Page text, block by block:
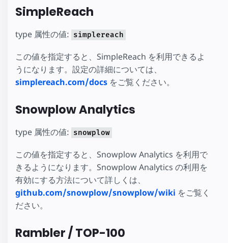
SimpleReach
type 属性の値: simplereach
この値を指定すると、SimpleReach を利用できるよ
うになります。設定の詳細については、
simplereach.com/docs をご覧ください。
Snowplow Analytics
type 属性の値: snowplow
この値を指定すると、Snowplow Analytics を利用で
きるようになります。Snowplow Analytics の利用を
有効にする方法について詳しくは、
github.com/snowplow/snowplow/wiki をご覧く
ださい。
Rambler / TOP-100